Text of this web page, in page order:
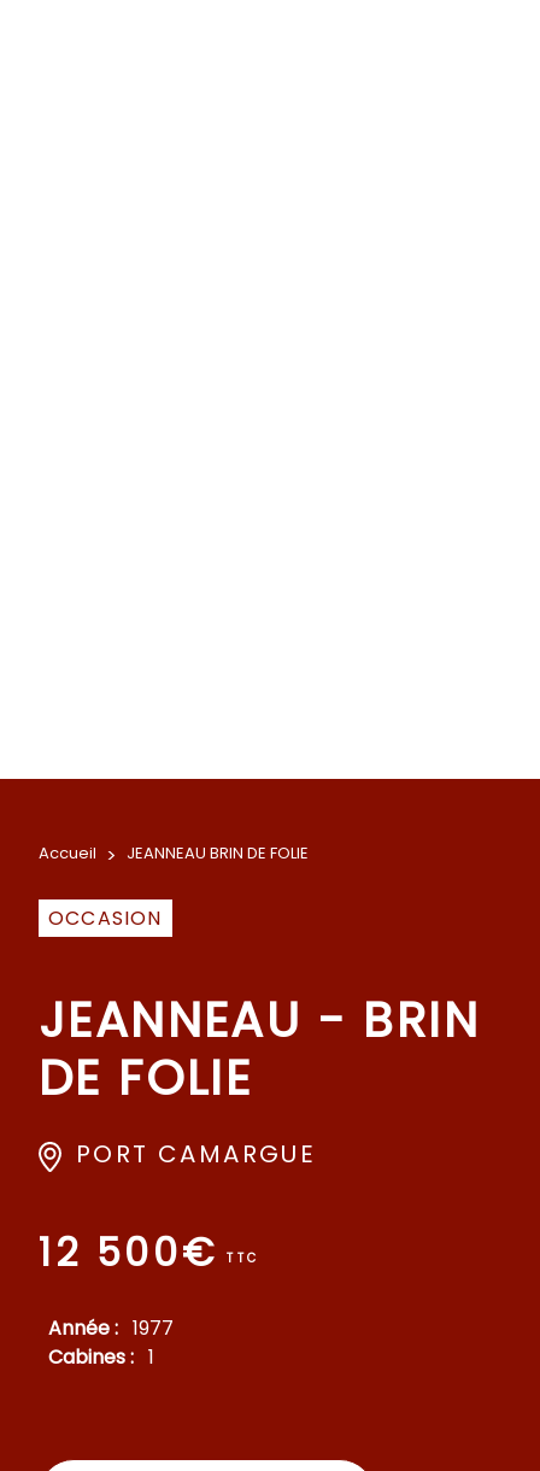
Accueil > JEANNEAU BRIN DE FOLIE
OCCASION
JEANNEAU - BRIN
DE FOLIE
PORT CAMARGUE
12 500€ TTC
Année : 1977
Cabines : 1